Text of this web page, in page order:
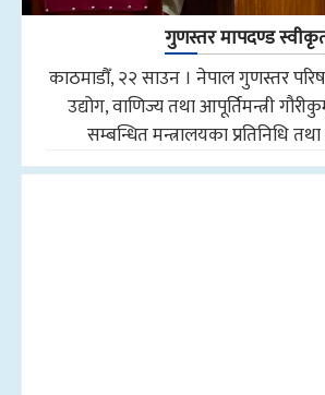
गुणस्तर मापदण्ड
काठमाडौँ, २२ साउन । नेपाल गुणस्तर
उद्योग, वाणिज्य तथा आपूर्तिमन्त्री
सम्बन्धित मन्त्रालयका प्रतिनिधि